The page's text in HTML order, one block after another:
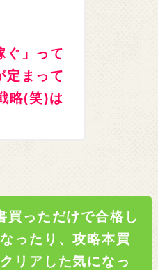
ぐ」って
定まって
略(笑)は
買っただけで合格し
ったり、攻略本買
リアした気になっ